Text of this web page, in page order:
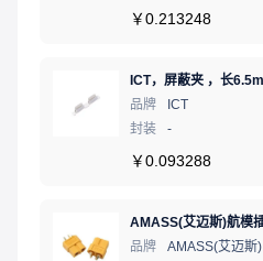
￥0.213248
品牌
ICT
封装
-
￥0.093288
品牌
AMASS(艾迈斯)